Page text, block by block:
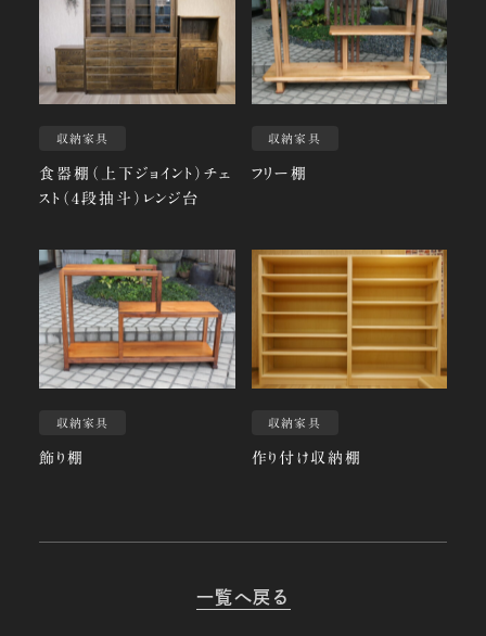
収納家具
食器棚（上下ジョイント）チェ
スト（4段抽斗）レンジ台
収納家具
フリー棚
収納家具
飾り棚
収納家具
作り付け収納棚
一覧へ戻る